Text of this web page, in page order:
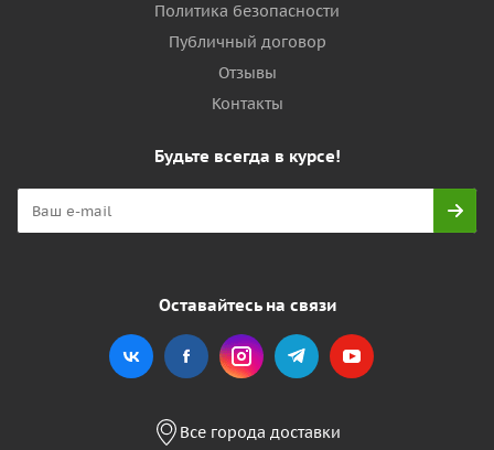
Политика безопасности
Публичный договор
Отзывы
Контакты
Будьте всегда в курсе!
Оставайтесь на связи
Все города доставки